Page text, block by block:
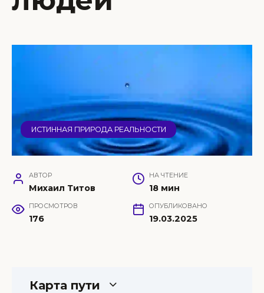
ИСТИННАЯ ПРИРОДА РЕАЛЬНОСТИ
АВТОР
Михаил Титов
НА ЧТЕНИЕ
18 мин
ПРОСМОТРОВ
176
ОПУБЛИКОВАНО
19.03.2025
Карта пути